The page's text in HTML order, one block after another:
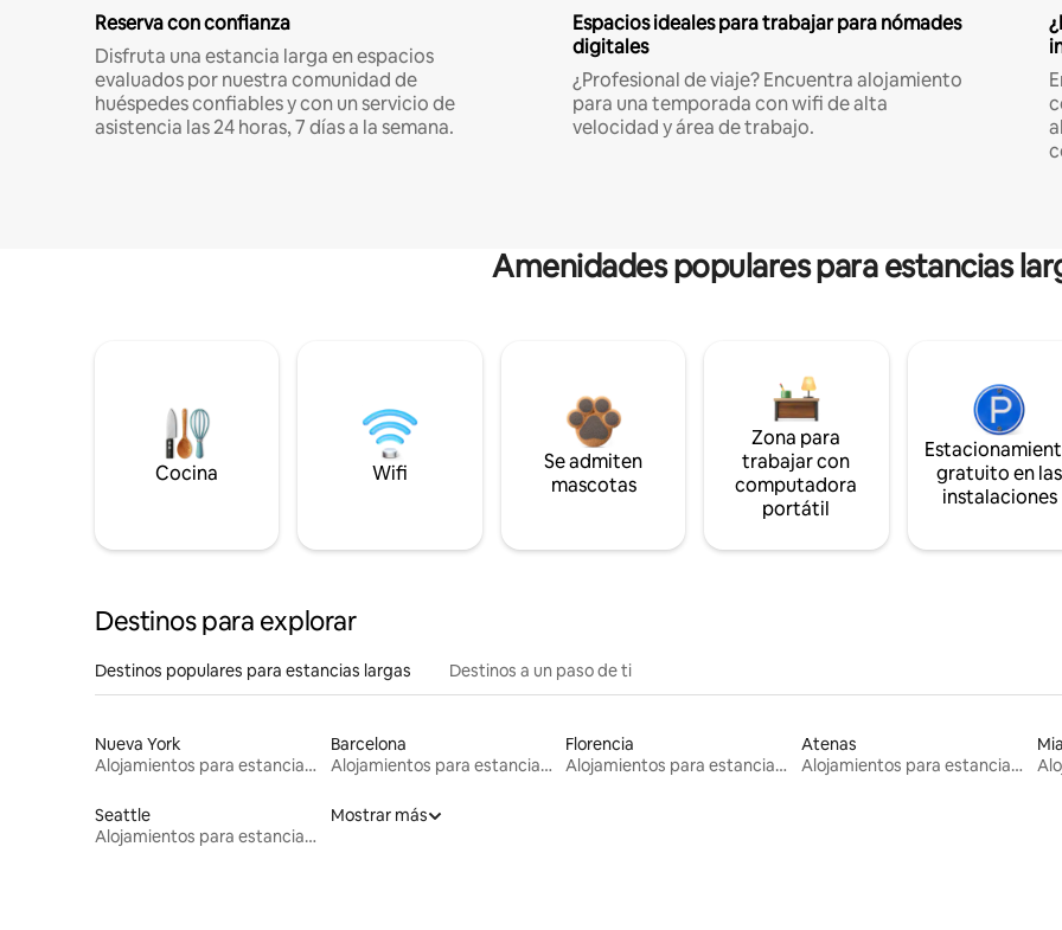
Reserva con confianza
Disfruta una estancia larga en espacios
evaluados por nuestra comunidad de
huéspedes confiables y con un servicio de
asistencia las 24 horas, 7 días a la semana.
Espacios ideales para trabajar para nómades
digitales
¿Profesional de viaje? Encuentra alojamiento
para una temporada con wifi de alta
velocidad y área de trabajo.
Amenidades populares para estancias
Cocina Wifi
Se admiten
mascotas
Zona para
trabajar con
computadora
portátil
gratuito en las
instalaciones
Destinos para explorar
Destinos populares para estancias largas Destinos a un paso de ti
Nueva York
Alojamientos para estancias largas
Barcelona
Alojamientos para estancias largas
Florencia
Alojamientos para estancias largas
Atenas
Alojamientos para estancias largas
Seattle
Alojamientos para estancias largas
Mostrar más